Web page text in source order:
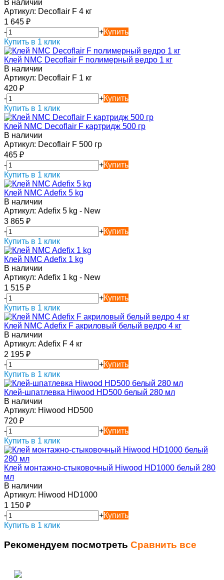
В наличии
Артикул: Decoflair F 4 кг
1 645 ₽
-
+Купить
Купить в 1 клик
Клей NMC Decoflair F полимерный ведро 1 кг
В наличии
Артикул: Decoflair F 1 кг
420 ₽
-
+Купить
Купить в 1 клик
Клей NMC Decoflair F картридж 500 гр
В наличии
Артикул: Decoflair F 500 гр
465 ₽
-
+Купить
Купить в 1 клик
Клей NMC Adefix 5 kg
В наличии
Артикул: Adefix 5 kg - New
3 865 ₽
-
+Купить
Купить в 1 клик
Клей NMC Adefix 1 kg
В наличии
Артикул: Adefix 1 kg - New
1 515 ₽
-
+Купить
Купить в 1 клик
Клей NMC Adefix F акриловый белый ведро 4 кг
В наличии
Артикул: Adefix F 4 кг
2 195 ₽
-
+Купить
Купить в 1 клик
Клей-шпатлевка Hiwood HD500 белый 280 мл
В наличии
Артикул: Hiwood HD500
720 ₽
-
+Купить
Купить в 1 клик
Клей монтажно-стыковочный Hiwood HD1000 белый 280
мл
В наличии
Артикул: Hiwood HD1000
1 150 ₽
-
+Купить
Купить в 1 клик
Рекомендуем посмотреть Сравнить все